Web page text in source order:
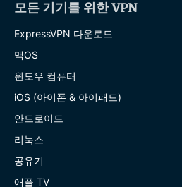
모든 기기를 위한 VPN
ExpressVPN 다운로드
맥OS
윈도우 컴퓨터
iOS (아이폰 & 아이패드)
안드로이드
리눅스
공유기
애플 TV